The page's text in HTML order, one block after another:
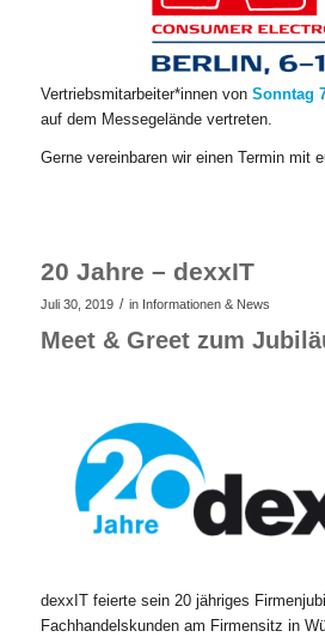
Vertriebsmitarbeiter*innen von Sonntag
auf dem Messegelände vertreten.
Gerne vereinbaren wir einen Termin mit
20 Jahre – dexxIT
Juli 30, 2019 / in Informationen & News
Meet & Greet zum
dexxIT feierte sein 20 jähriges
Fachhandelskunden am Firmensitz in